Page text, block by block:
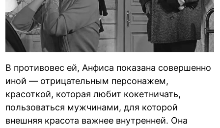
В противовес ей, Анфиса показана совершенно
иной — отрицательным персонажем,
красоткой, которая любит кокетничать,
пользоваться мужчинами, для которой
внешняя красота важнее внутренней. Она